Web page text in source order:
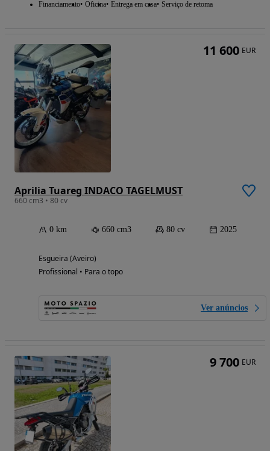
Financiamento Oficina Entrega em casa Serviço de retoma
Aprilia Tuareg INDACO TAGELMUST
660 cm3 • 80 cv
0 km 660 cm3 80 cv 2025
Esgueira (Aveiro)
Profissional • Para o topo
Ver anúncios
11 600 EUR
9 700 EUR